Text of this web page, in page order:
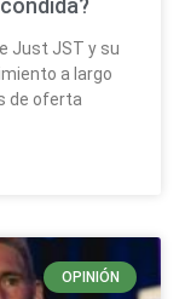
Just JST y su
a largo
de oferta
OPINIÓN